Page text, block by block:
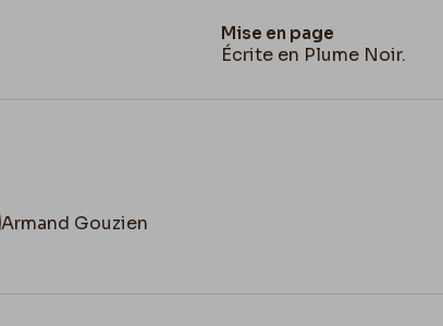
Mise en page
Écrite en Plume Noir.
Armand Gouzien